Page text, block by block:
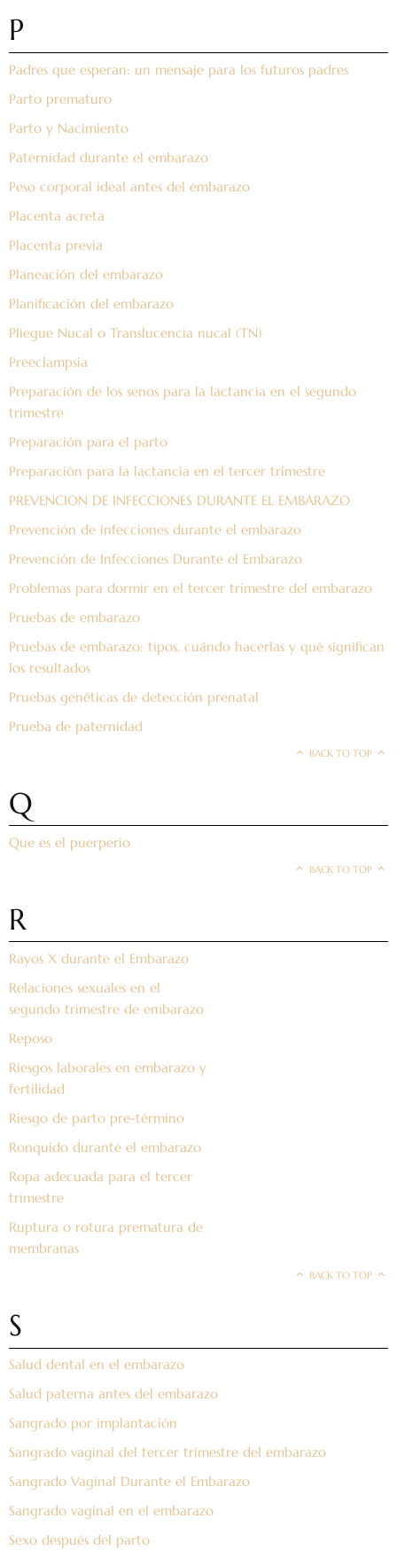
P
Padres que esperan: un mensaje para los futuros padres
Parto prematuro
Parto y Nacimiento
Paternidad durante el embarazo
Peso corporal ideal antes del embarazo
Placenta acreta
Placenta previa
Planeación del embarazo
Planificación del embarazo
Pliegue Nucal o Translucencia nucal (TN)
Preeclampsia
Preparación de los senos para la lactancia en el segundo
trimestre
Preparación para el parto
Preparación para la lactancia en el tercer trimestre
PREVENCION DE INFECCIONES DURANTE EL EMBARAZO
Prevención de infecciones durante el embarazo
Prevención de Infecciones Durante el Embarazo
Problemas para dormir en el tercer trimestre del embarazo
Pruebas de embarazo
Pruebas de embarazo: tipos, cuándo hacerlas y qué significan
los resultados
Pruebas genéticas de detección prenatal
Prueba de paternidad
BACK TO TOP
Q
Que es el puerperio
BACK TO TOP
R
Rayos X durante el Embarazo
Relaciones sexuales en el
segundo trimestre de embarazo
Reposo
Riesgos laborales en embarazo y
fertilidad
Riesgo de parto pre-término
Ronquido durante el embarazo
Ropa adecuada para el tercer
trimestre
Ruptura o rotura prematura de
membranas
BACK TO TOP
S
Salud dental en el embarazo
Salud paterna antes del embarazo
Sangrado por implantación
Sangrado vaginal del tercer trimestre del embarazo
Sangrado Vaginal Durante el Embarazo
Sangrado vaginal en el embarazo
Sexo después del parto